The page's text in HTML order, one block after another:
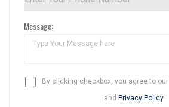
Message:
By clicking checkbox, you agree to our
and Privacy Policy